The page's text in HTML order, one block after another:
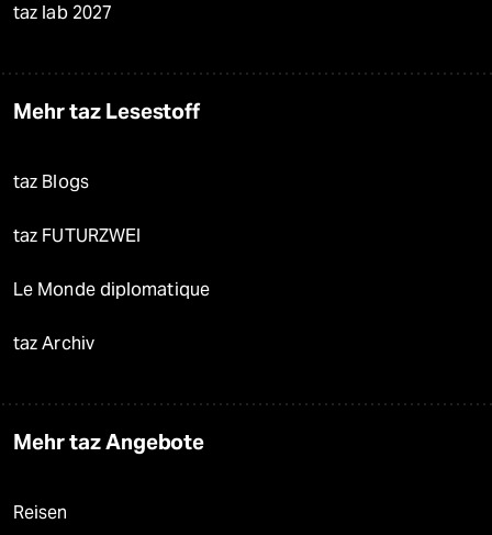
taz lab 2027
Mehr taz Lesestoff
taz Blogs
taz FUTURZWEI
Le Monde diplomatique
taz Archiv
Mehr taz Angebote
Reisen